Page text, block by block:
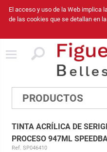
El acceso y uso de la Web implica
de las cookies que se detallan en la
PRODUCTOS
TINTA ACRÍLICA DE
PROCESO 947ML
Ref. SP046410